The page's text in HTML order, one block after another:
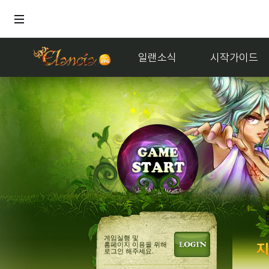
일랜소식 시작가이드
게임실행 및
홈페이지 이용을 위해
로그인 해주세요.
멜론